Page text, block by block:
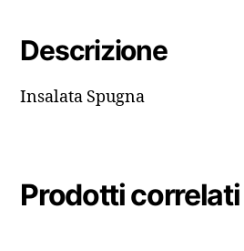
Descrizione
Insalata Spugna
Prodotti correlati